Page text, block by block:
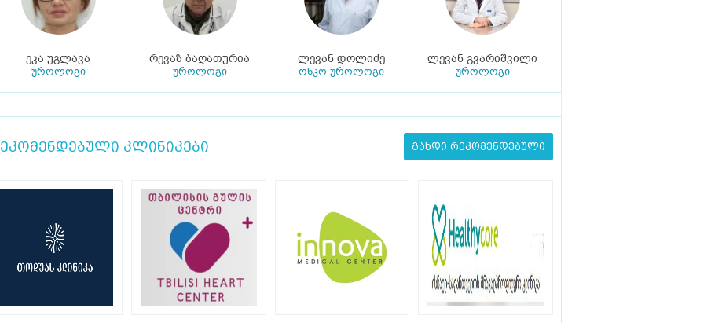
ეკა უგლავა
უროლოგი
რევაზ ბაღათურია
უროლოგი
ლევან დოლიძე
ონკო-უროლოგი
ლევან გვარიშვილი
უროლოგი
კლინიკები გახდი რეკომენდებული